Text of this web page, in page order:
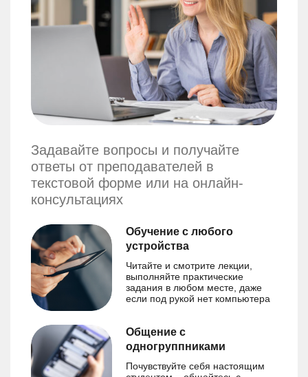
Задавайте вопросы и получайте
ответы от преподавателей в
текстовой форме или на онлайн-
консультациях
Обучение с любого
устройства
Читайте и смотрите лекции,
выполняйте практические
задания в любом месте, даже
если под рукой нет компьютера
Общение с
одногруппниками
Почувствуйте себя настоящим